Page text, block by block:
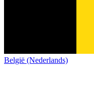
België (Nederlands)